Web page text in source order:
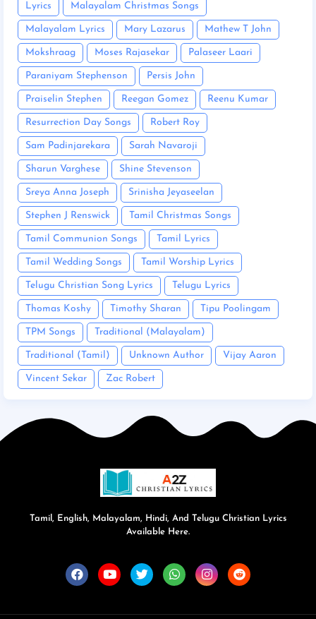
Lyrics Malayalam Christmas Songs
Malayalam Lyrics Mary Lazarus Mathew T John
Mokshraag Moses Rajasekar Palaseer Laari
Paraniyam Stephenson Persis John
Praiselin Stephen Reegan Gomez Reenu Kumar
Resurrection Day Songs Robert Roy
Sam Padinjarekara Sarah Navaroji
Sharun Varghese Shine Stevenson
Sreya Anna Joseph Srinisha Jeyaseelan
Stephen J Renswick Tamil Christmas Songs
Tamil Communion Songs Tamil Lyrics
Tamil Wedding Songs Tamil Worship Lyrics
Telugu Christian Song Lyrics Telugu Lyrics
Thomas Koshy Timothy Sharan Tipu Poolingam
TPM Songs Traditional (Malayalam)
Traditional (Tamil) Unknown Author Vijay Aaron
Vincent Sekar Zac Robert
Tamil, English, Malayalam, Hindi, And Telugu Christian Lyrics
Available Here.